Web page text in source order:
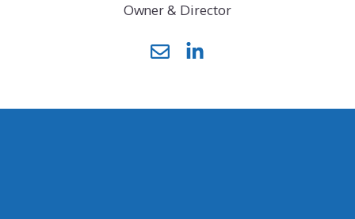
Owner & Director